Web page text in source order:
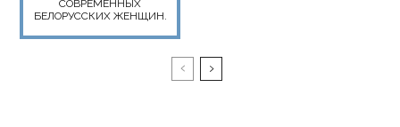
СОВРЕМЕННЫХ
БЕЛОРУССКИХ ЖЕНЩИН.